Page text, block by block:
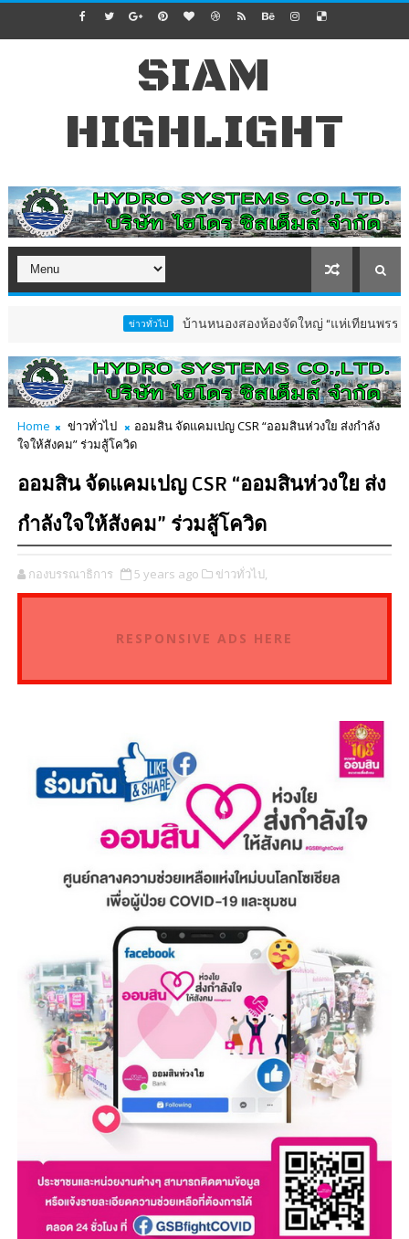
SIAM
HIGHLIGHT
บ้านหนองสองห้องจัดใหญ่ “แห่เทียนพรรษา–ผ้าป่าซา
Home ข่าวทั่วไป
ออมสิน จัดแคมเปญ CSR “ออมสินห่วงใย ส่งกำลัง
ใจให้สังคม” ร่วมสู้โควิด
ออมสิน จัดแคมเปญ CSR “ออมสินห่วงใย ส่ง
กำลังใจให้สังคม” ร่วมสู้โควิด
กองบรรณาธิการ 5 years ago ข่าวทั่วไป,
RESPONSIVE ADS HERE